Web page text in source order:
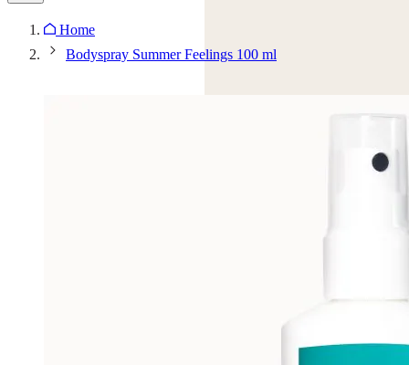
Home
Bodyspray Summer Feelings 100 ml